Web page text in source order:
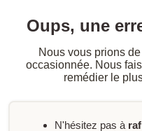
Oups, une
Nous vous prions
occasionnée. Nous
remédier le
N'hésitez pas à